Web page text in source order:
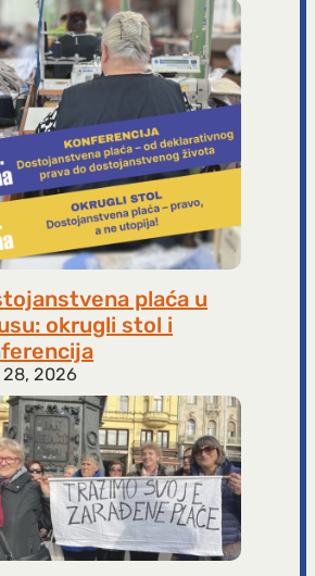
plaća u
okrugli stol i
2026